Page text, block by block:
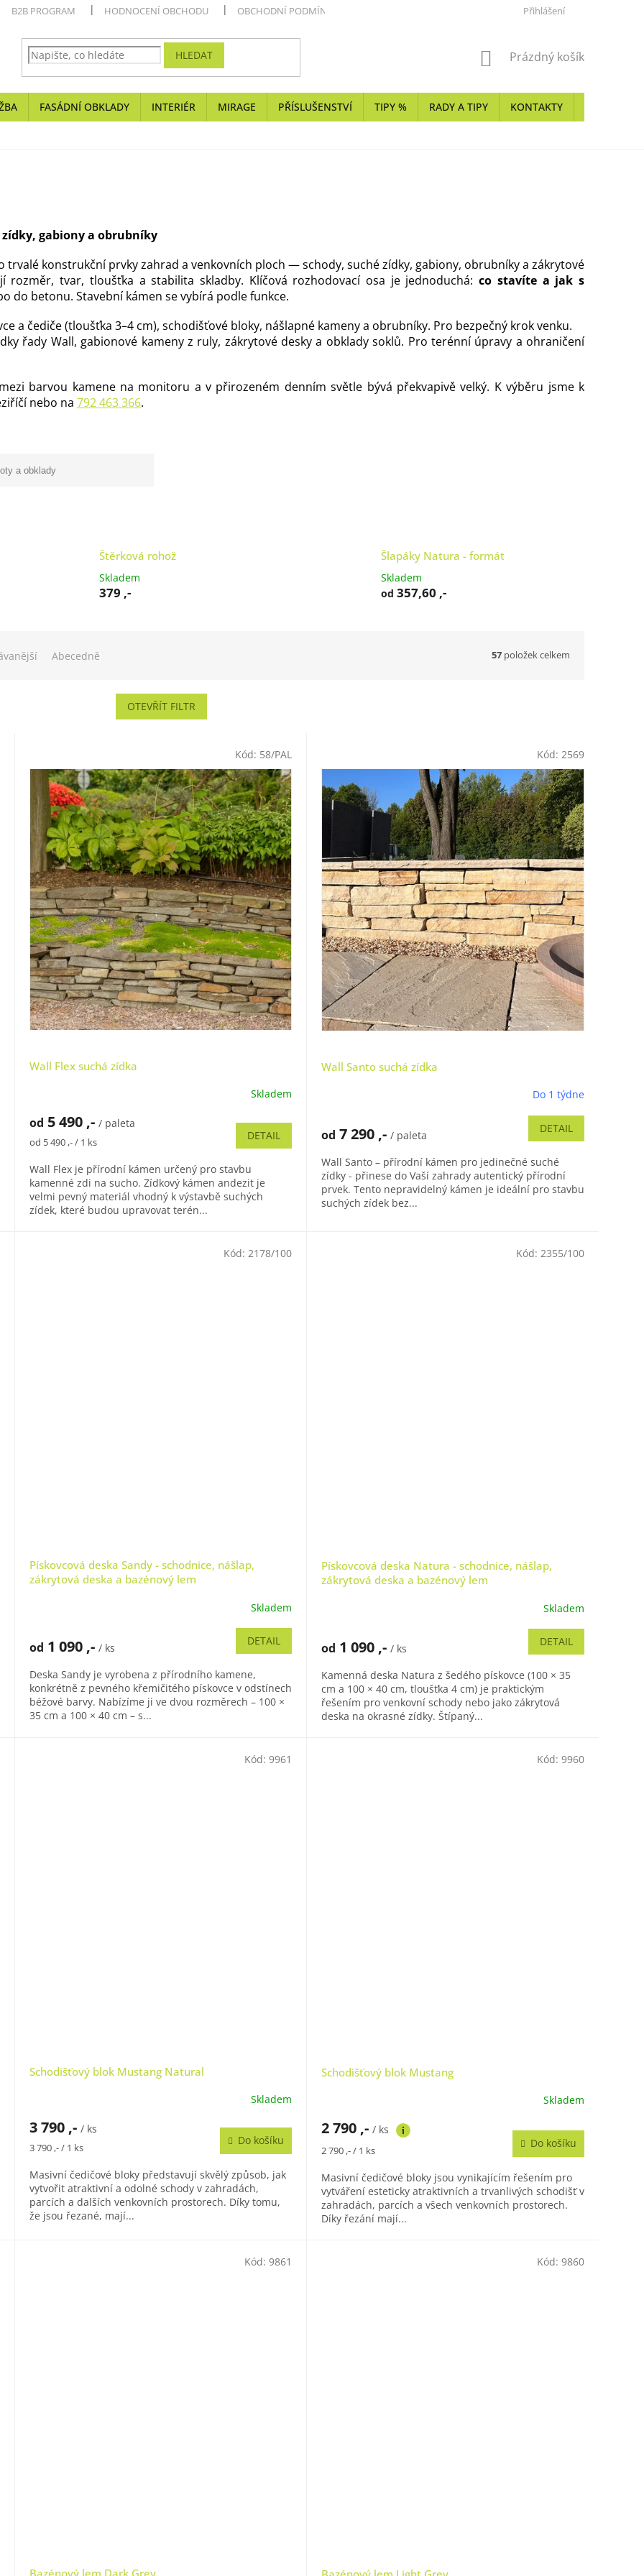
B2B PROGRAM HODNOCENÍ OBCHODU OBCHODNÍ PODMÍNKY REALIZÁTOŘI Z PŘÍRODNÍHO KAMENE,
Přihlášení
HLEDAT
NÁKUPNÍ
Prázdný košík
FASÁDNÍ OBKLADY INTERIÉR MIRAGE PŘÍSLUŠENSTVÍ TIPY % RADY A TIPY KONTAKTY
gabiony a obrubníky
konstrukční prvky zahrad a venkovních ploch — schody, suché zídky, gabiony, obrubníky a zákrytové
tvar, tloušťka a stabilita skladby. Klíčová rozhodovací osa je jednoduchá:co stavíte a jak s
do betonu. Stavební kámen se vybírá podle funkce.
a čediče (tloušťka 3–4 cm), schodišťové bloky, nášlapné kameny a obrubníky. Pro bezpečný krok venku.
řady Wall, gabionové kameny z ruly, zákrytové desky a obklady soklů. Pro terénní úpravy a ohraničení
barvou kamene na monitoru a v přirozeném denním světle bývá překvapivě velký. K výběru jsme k
nebo na 792 463 366.
a obklady
Štěrková rohož
Skladem
379 ,-
Šlapáky Natura - formát
Skladem
od 357,60 ,-
Abecedně 57 položek celkem
OTEVŘÍT FILTR
Wall Flex suchá zídka
produktu
4,9
z
5
hvězdiček.
Skladem
od 5 490 ,- / paleta
Měrná
od 5 490 ,- / 1 ks DETAIL
Wall Flex je přírodní kámen určený pro stavbu
kamenné zdi na sucho. Zídkový kámen andezit je
velmi pevný materiál vhodný k výstavbě suchých
zídek, které budou upravovat terén...
Kód: 58/PAL
Wall Santo suchá zídka
je
z
5
hvězdiček.
Do 1 týdne
od 7 290 ,- / paleta
DETAIL
Wall Santo – přírodní kámen pro jedinečné suché
zídky - přinese do Vaší zahrady autentický přírodní
prvek. Tento nepravidelný kámen je ideální pro stavbu
suchých zídek bez...
Kód: 2569
Pískovcová deska Sandy - schodnice, nášlap,
zákrytová deska a bazénový lem
Skladem
od 1 090 ,- / ks
DETAIL
Deska Sandy je vyrobena z přírodního kamene,
konkrétně z pevného křemičitého pískovce v odstínech
béžové barvy. Nabízíme ji ve dvou rozměrech – 100 ×
35 cm a 100 × 40 cm – s...
Kód: 2178/100
Pískovcová deska Natura - schodnice, nášlap,
zákrytová deska a bazénový lem
Skladem
od 1 090 ,- / ks
DETAIL
Kamenná deska Natura z šedého pískovce (100 × 35
cm a 100 × 40 cm, tloušťka 4 cm) je praktickým
řešením pro venkovní schody nebo jako zákrytová
deska na okrasné zídky. Štípaný...
Kód: 2355/100
Schodišťový blok Mustang Natural
Skladem
3 790 ,- / ks
Měrná
3 790 ,- / 1 ks
Do košíku
Masivní čedičové bloky představují skvělý způsob, jak
vytvořit atraktivní a odolné schody v zahradách,
parcích a dalších venkovních prostorech. Díky tomu,
že jsou řezané, mají...
Kód: 9961
Schodišťový blok Mustang
Skladem
2 790 ,- / ks
Měrná
2 790 ,- / 1 ks
Do košíku
Masivní čedičové bloky jsou vynikajícím řešením pro
vytváření esteticky atraktivních a trvanlivých schodišť v
zahradách, parcích a všech venkovních prostorech.
Díky řezání mají...
Kód: 9960
Kód: 9861 Kód: 9860